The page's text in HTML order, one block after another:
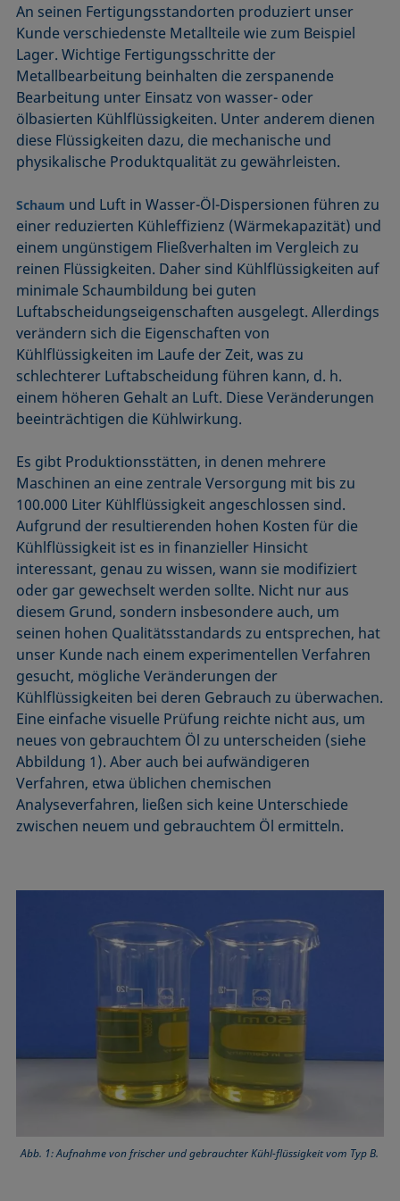
An seinen Fertigungsstandorten produziert unser
Kunde verschiedenste Metallteile wie zum Beispiel
Lager. Wichtige Fertigungsschritte der
Metallbearbeitung beinhalten die zerspanende
Bearbeitung unter Einsatz von wasser- oder
ölbasierten Kühlflüssigkeiten. Unter anderem dienen
diese Flüssigkeiten dazu, die mechanische und
physikalische Produktqualität zu gewährleisten.
Schaum und Luft in Wasser-Öl-Dispersionen führen zu
einer reduzierten Kühleffizienz (Wärmekapazität) und
einem ungünstigem Fließverhalten im Vergleich zu
reinen Flüssigkeiten. Daher sind Kühlflüssigkeiten auf
minimale Schaumbildung bei guten
Luftabscheidungseigenschaf­ten ausgelegt. Allerdings
verändern sich die Eigenschaften von
Kühlflüssigkeiten im Laufe der Zeit, was zu
schlechterer Luftabscheidung führen kann, d. h.
einem höheren Gehalt an Luft. Diese Veränderungen
beeinträchtigen die Kühlwirkung.
Es gibt Produktionsstätten, in denen mehrere
Maschinen an eine zentrale Versorgung mit bis zu
100.000 Liter Kühlflüssigkeit angeschlossen sind.
Aufgrund der resultierenden hohen Kosten für die
Kühlflüssigkeit ist es in finanzieller Hinsicht
interessant, genau zu wissen, wann sie modifiziert
oder gar gewechselt werden sollte. Nicht nur aus
diesem Grund, sondern insbesondere auch, um
seinen hohen Qualitätsstandards zu entsprechen, hat
unser Kunde nach einem experimentellen Verfahren
gesucht, mögliche Veränderungen der
Kühlflüssigkeiten bei deren Gebrauch zu überwachen.
Eine einfache visuelle Prüfung reichte nicht aus, um
neues von gebrauchtem Öl zu unterscheiden (siehe
Abbildung 1). Aber auch bei aufwändigeren
Verfahren, etwa üblichen chemischen
Analyseverfahren, ließen sich keine Unterschiede
zwischen neuem und gebrauchtem Öl ermitteln.
Abb. 1: Aufnahme von frischer und gebrauchter Kühl-flüssigkeit vom Typ B.